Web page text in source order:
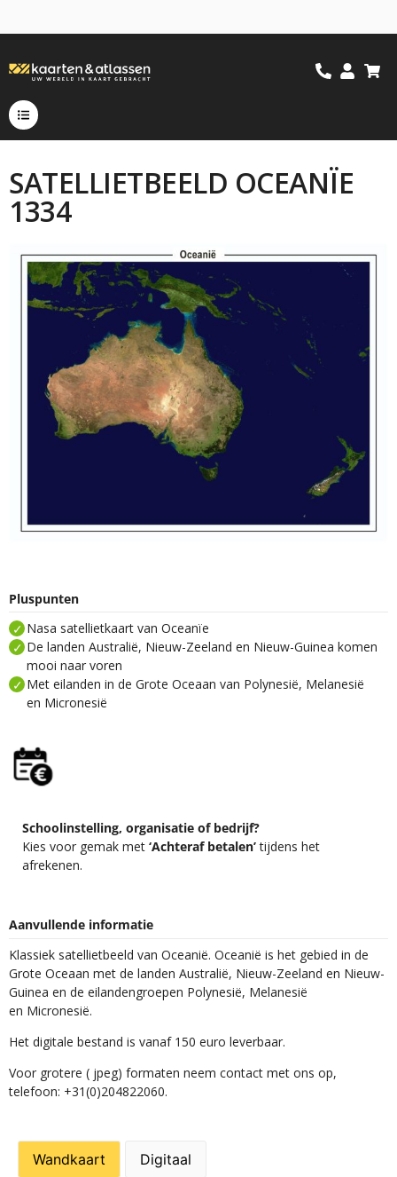
SATELLIETBEELD OCEANÏE
1334
Pluspunten
Nasa satellietkaart van Oceanïe
De landen Australië, Nieuw-Zeeland en Nieuw-Guinea komen
mooi naar voren
Met eilanden in de Grote Oceaan van Polynesië, Melanesië
en Micronesië
Schoolinstelling, organisatie of bedrijf?
Kies voor gemak met ‘Achteraf betalen’tijdens het
afrekenen.
Aanvullende informatie
Klassiek satellietbeeld van Oceanië. Oceanië is het gebied in de
Grote Oceaan met de landen Australië, Nieuw-Zeeland en Nieuw-
Guinea en de eilandengroepen Polynesië, Melanesië
en Micronesië.
Het digitale bestand is vanaf 150 euro leverbaar.
Voor grotere ( jpeg) formaten neem contact met ons op,
telefoon: +31(0)204822060.
Wandkaart Digitaal